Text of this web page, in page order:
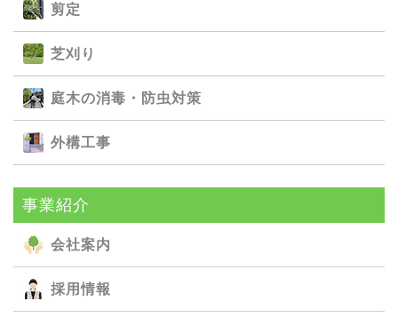
剪定
芝刈り
庭⽊の消毒・防⾍対策
外構⼯事
事業紹介
会社案内
採用情報